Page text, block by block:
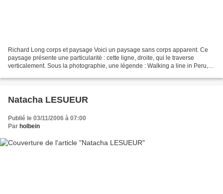
Richard Long corps et paysage Voici un paysage sans corps apparent. Ce
paysage présente une particularité : cette ligne, droite, qui le traverse
verticalement. Sous la photographie, une légende : Walking a line in Peru,
Natacha LESUEUR
Publié le 03/11/2006 à 07:00
Par holbein